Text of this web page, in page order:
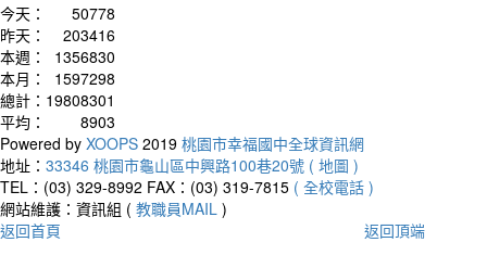
今天：
50778
昨天：
203416
本週：
1356830
本月：
1597298
總計： 19808301
平均：
8903
Powered by XOOPS 2019 桃園市幸福國中全球資訊網
地址： 33346 桃園市龜山區中興路100巷20號 ( 地圖 )
TEL：(03) 329-8992 FAX：(03) 319-7815 ( 全校電話 )
網站維護：資訊組 ( 教職員MAIL )
返回首頁
返回頂端